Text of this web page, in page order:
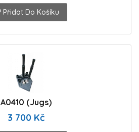
Přidat Do Košíku
A0410 (Jugs)
3 700 Kč